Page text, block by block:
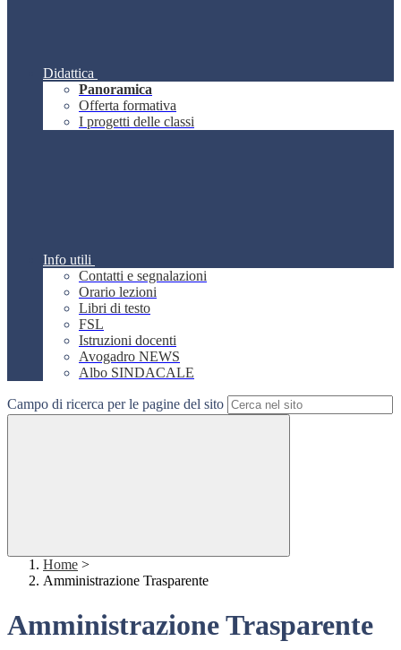
Didattica
Panoramica
Offerta formativa
I progetti delle classi
Info utili
Contatti e segnalazioni
Orario lezioni
Libri di testo
FSL
Istruzioni docenti
Avogadro NEWS
Albo SINDACALE
Campo di ricerca per le pagine del sito
Home >
Amministrazione Trasparente
Amministrazione Trasparente